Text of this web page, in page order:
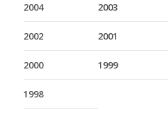
2004 2003
2002 2001
2000 1999
1998